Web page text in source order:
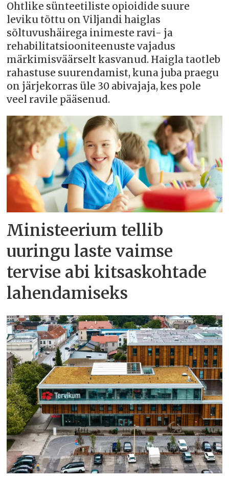
Ohtlike sünteetiliste opioidide suure
leviku tõttu on Viljandi haiglas
sõltuvushäirega inimeste ravi- ja
rehabilitatsiooniteenuste vajadus
märkimisväärselt kasvanud. Haigla taotleb
rahastuse suurendamist, kuna juba praegu
on järjekorras üle 30 abivajaja, kes pole
veel ravile pääsenud.
Ministeerium tellib
uuringu laste vaimse
tervise abi kitsaskohtade
lahendamiseks